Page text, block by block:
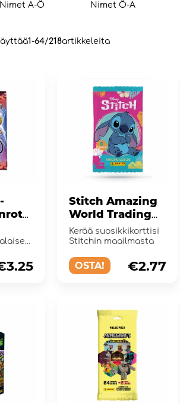
Nimet A-Ö Nimet Ö-A
1-64/218artikkeleita
ovat
Stitch Amazing
World Trading
Card Booster
Pack
Kerää suosikkikorttisi
Stitchin maailmasta
OSTA! €2.77